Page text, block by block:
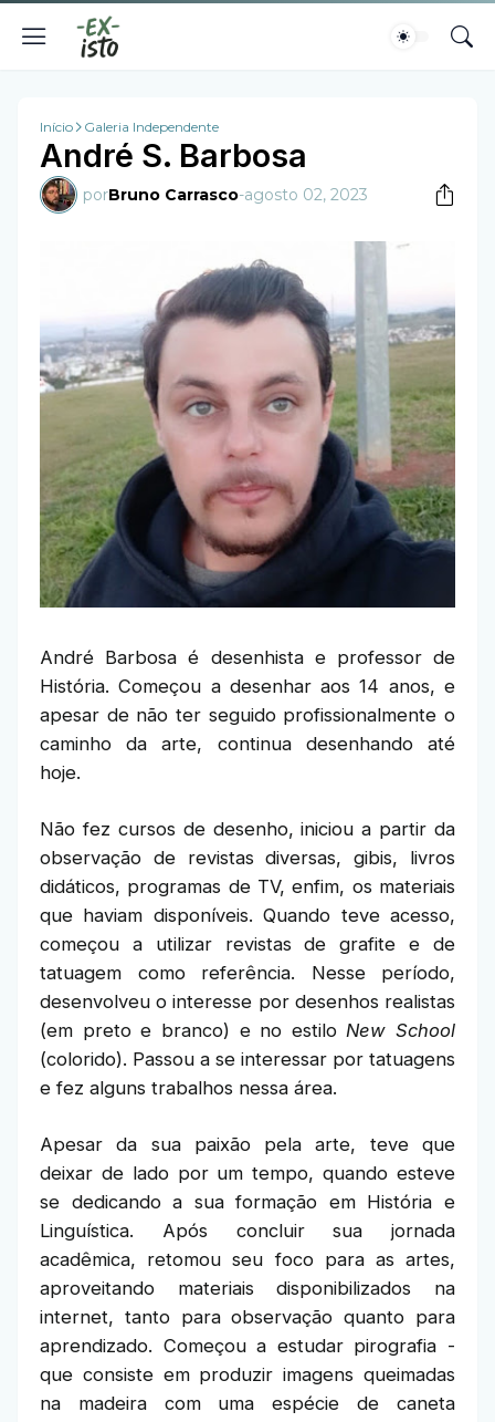
Início Galeria Independente
André S. Barbosa
porBruno Carrasco-agosto 02, 2023
André Barbosa é desenhista e professor de
História. Começou a desenhar aos 14 anos, e
apesar de não ter seguido profissionalmente o
caminho da arte, continua desenhando até
hoje.
Não fez cursos de desenho, iniciou a partir da
observação de revistas diversas, gibis, livros
didáticos, programas de TV, enfim, os materiais
que haviam disponíveis. Quando teve acesso,
começou a utilizar revistas de grafite e de
tatuagem como referência. Nesse período,
desenvolveu o interesse por desenhos realistas
(em preto e branco) e no estilo New School
(colorido). Passou a se interessar por tatuagens
e fez alguns trabalhos nessa área.
Apesar da sua paixão pela arte, teve que
deixar de lado por um tempo, quando esteve
se dedicando a sua formação em História e
Linguística. Após concluir sua jornada
acadêmica, retomou seu foco para as artes,
aproveitando materiais disponibilizados na
internet, tanto para observação quanto para
aprendizado. Começou a estudar pirografia -
que consiste em produzir imagens queimadas
na madeira com uma espécie de caneta